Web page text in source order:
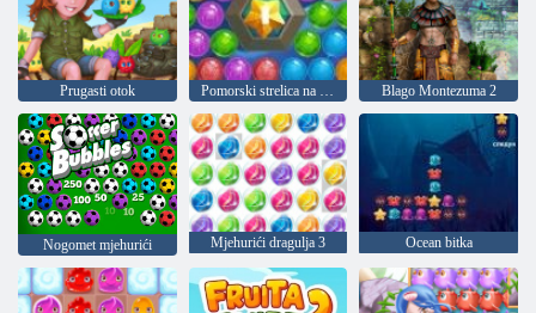
Prugasti otok Pomorski strelica na mjehuriće Blago Montezuma 2
Nogomet mjehurići Mjehurići dragulja 3 Ocean bitka